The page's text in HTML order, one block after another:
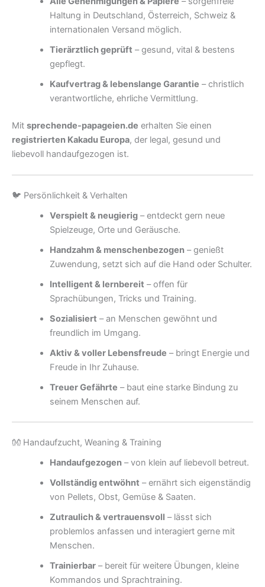
Haltung in Deutschland, Österreich, Schweiz &
internationalen Versand möglich.
Tierärztlich geprüft – gesund, vital & bestens
gepflegt.
Kaufvertrag & lebenslange Garantie – christlich
verantwortliche, ehrliche Vermittlung.
Mit sprechende-papageien.de erhalten Sie einen
registrierten Kakadu Europa, der legal, gesund und
liebevoll handaufgezogen ist.
🐦 Persönlichkeit & Verhalten
Verspielt & neugierig– entdeckt gern neue
Spielzeuge, Orte und Geräusche.
Handzahm & menschenbezogen– genießt
Zuwendung, setzt sich auf die Hand oder Schulter.
Intelligent & lernbereit – offen für
Sprachübungen, Tricks und Training.
Sozialisiert – an Menschen gewöhnt und
freundlich im Umgang.
Aktiv & voller Lebensfreude – bringt Energie und
Freude in Ihr Zuhause.
Treuer Gefährte – baut eine starke Bindung zu
seinem Menschen auf.
👐 Handaufzucht, Weaning & Training
Handaufgezogen– von klein auf liebevoll betreut.
Vollständig entwöhnt – ernährt sich eigenständig
von Pellets, Obst, Gemüse & Saaten.
Zutraulich & vertrauensvoll – lässt sich
problemlos anfassen und interagiert gerne mit
Menschen.
Trainierbar– bereit für weitere Übungen, kleine
Kommandos und Sprachtraining.